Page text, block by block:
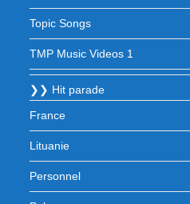
Topic Songs
TMP Music Videos 1
❯❯ Hit parade
France
Lituanie
Personnel